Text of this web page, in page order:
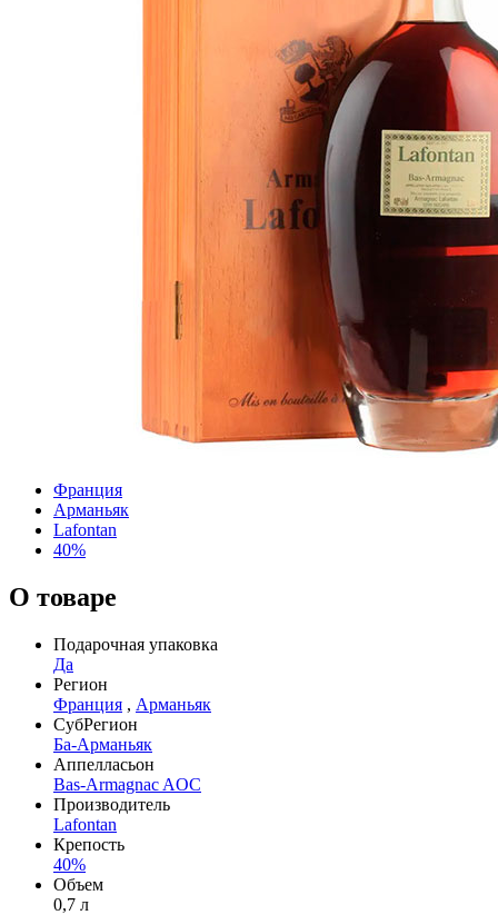
Франция
Арманьяк
Lafontan
40%
О товаре
Подарочная упаковка
Да
Регион
Франция , Арманьяк
СубРегион
Ба-Арманьяк
Аппелласьон
Bas-Armagnac AOC
Производитель
Lafontan
Крепость
40%
Объем
0,7 л